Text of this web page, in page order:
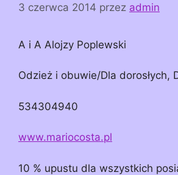
3 czerwca 2014 przez admin
A i A Alojzy Poplewski
Odzież i obuwie/Dla dorosłych,
534304940
www.mariocosta.pl
10 % upustu dla wszystkich